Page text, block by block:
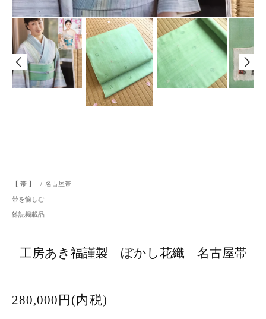
【 帯 】 / 名古屋帯
帯を愉しむ
雑誌掲載品
工房あき福謹製 ぼかし花織 名古屋帯
280,000円(内税)